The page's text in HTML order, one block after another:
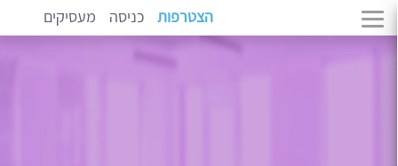
הצטרפות כניסה מעסיקים